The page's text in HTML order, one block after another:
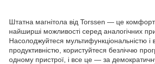
Штатна магнітола від Torssen — це комфорт
найширші можливості серед аналогічних
Насолоджуйтеся мультифункціональністю і
продуктивністю, користуйтеся безліччю
одному пристрої, і все це — за